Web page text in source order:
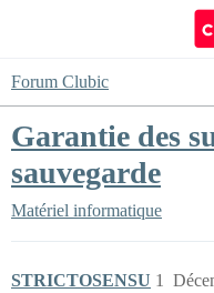
Forum Clubic
Garantie des
sauvegarde
Matériel informatique
STRICTOSENSU 1